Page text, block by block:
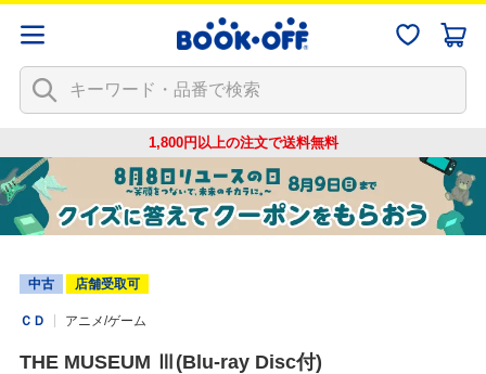
1,800円以上の注文で送料無料
中古 店舗受取可
ＣＤ アニメ/ゲーム
THE MUSEUM Ⅲ(Blu-ray Disc付)